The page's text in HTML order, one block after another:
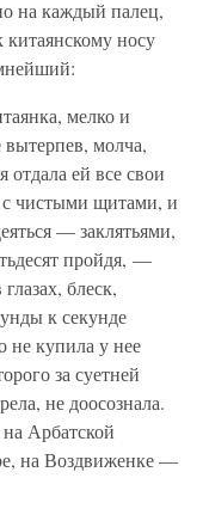
на каждый палец,
китаянскому носу
мелко и
молча,
отдала ей все свои
с чистыми щитами, и
— заклятьями,
пройдя, —
блеск,
к секунде
не купила у нее
за суетней
не доосознала.
Арбатской
на Воздвиженке —